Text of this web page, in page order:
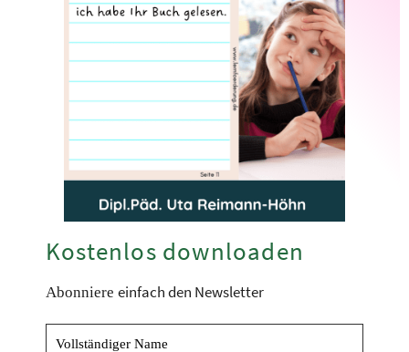
Kostenlos downloaden
Abonniere einfach den Newsletter